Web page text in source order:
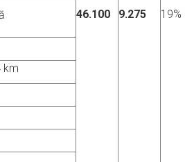
46.100 9.275 19%
km